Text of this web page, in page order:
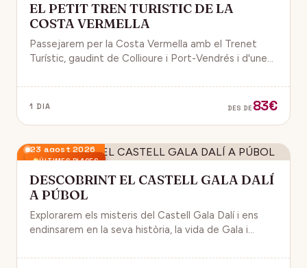
EL PETIT TREN TURISTIC DE LA
COSTA VERMELLA
Passejarem per la Costa Vermella amb el Trenet
Turístic, gaudint de Collioure i Port-Vendrés i d'unes
1 DIA DES DE 83€
ÚLTIMES PLACES
23 agost 2026
DESCOBRINT EL CASTELL GALA DALÍ
A PÚBOL
Explorarem els misteris del Castell Gala Dalí i ens
endinsarem en la seva història, la vida de Gala i